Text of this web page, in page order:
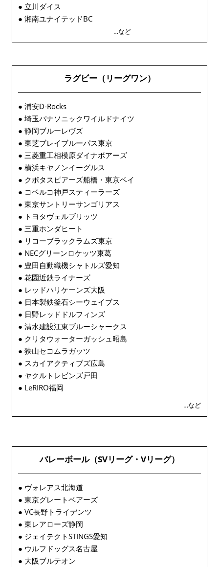
● 立川ダイス
● 湘南ユナイテッドBC
…など
ラグビー（リーグワン）
● 浦安D-Rocks
● 埼玉パナソニックワイルドナイツ
● 静岡ブルーレヴズ
● 東芝ブレイブルーパス東京
● 三菱重工相模原ダイナボアーズ
● 横浜キヤノンイーグルス
● クボタスピアーズ船橋・東京ベイ
● コベルコ神戸スティーラーズ
● 東京サントリーサンゴリアス
● トヨタヴェルブリッツ
● 三重ホンダヒート
● リコーブラックラムズ東京
● NECグリーンロケッツ東葛
● 豊田自動織機シャトルズ愛知
● 花園近鉄ライナーズ
● レッドハリケーンズ大阪
● 日本製鉄釜石シーウェイブス
● 日野レッドドルフィンズ
● 清水建設江東ブルーシャークス
● クリタウォーターガッシュ昭島
● 狭山セコムラガッツ
● スカイアクティブズ広島
● ヤクルトレビンズ戸田
● LeRIRO福岡
…など
バレーボール（SVリーグ・Vリーグ）
● ヴォレアス北海道
● 東京グレートベアーズ
● VC長野トライデンツ
● 東レアローズ静岡
● ジェイテクトSTINGS愛知
● ウルフドッグス名古屋
● 大阪ブルテオン